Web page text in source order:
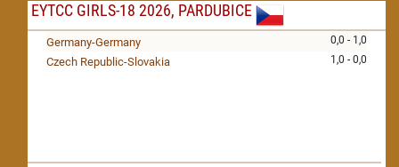
EYTCC GIRLS-18 2026, PARDUBICE
0,0 - 1,0
Germany-Germany
1,0 - 0,0
Czech Republic-Slovakia